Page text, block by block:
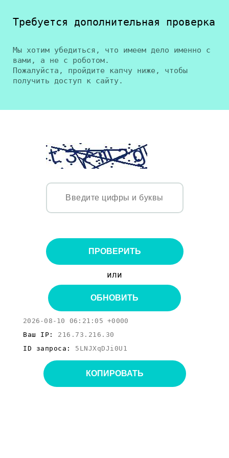
Требуется дополнительная проверка
Мы хотим убедиться, что имеем дело именно с
вами, а не с роботом.
Пожалуйста, пройдите капчу ниже, чтобы
получить доступ к сайту.
ПРОВЕРИТЬ
или
ОБНОВИТЬ
2026-08-10 06:21:05 +0000
Ваш IP: 216.73.216.30
ID запроса: 5LNJXqDJi0U1
КОПИРОВАТЬ